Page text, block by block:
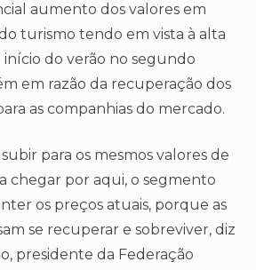
aumento dos valores em
turismo tendo em vista à alta
do verão no segundo
em razão da recuperação dos
as companhias do mercado.
para os mesmos valores de
chegar por aqui, o segmento
os preços atuais, porque as
se recuperar e sobreviver, diz
presidente da Federação